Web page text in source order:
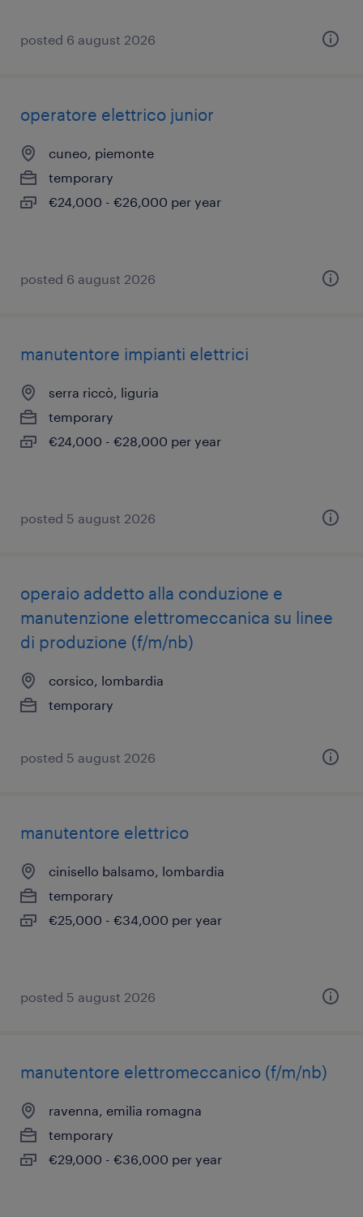
posted 6 august 2026
operatore elettrico junior
cuneo, piemonte
temporary
€24,000 - €26,000 per year
posted 6 august 2026
manutentore impianti elettrici
serra riccò, liguria
temporary
€24,000 - €28,000 per year
posted 5 august 2026
operaio addetto alla conduzione e
manutenzione elettromeccanica su linee
di produzione (f/m/nb)
corsico, lombardia
temporary
posted 5 august 2026
manutentore elettrico
cinisello balsamo, lombardia
temporary
€25,000 - €34,000 per year
posted 5 august 2026
manutentore elettromeccanico (f/m/nb)
ravenna, emilia romagna
temporary
€29,000 - €36,000 per year